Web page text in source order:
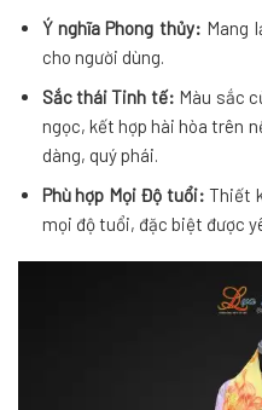
Ý nghĩa Phong thủy: Mang
cho người dùng.
Sắc thái Tinh tế: Màu sắc
ngọc, kết hợp hài hòa trên
dàng, quý phái.
Phù hợp Mọi Độ tuổi: Thiết
mọi độ tuổi, đặc biệt được